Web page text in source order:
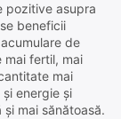
pozitive asupra
beneficii
de
mai fertil, mai
mai
energie și
mai sănătoasă.